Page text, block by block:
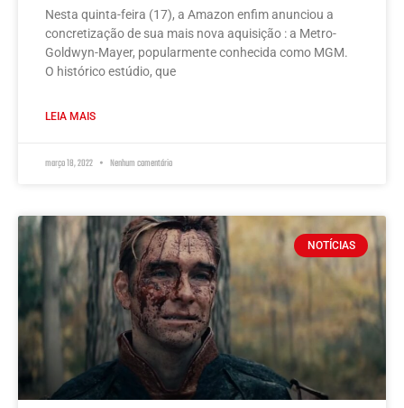
Nesta quinta-feira (17), a Amazon enfim anunciou a
concretização de sua mais nova aquisição : a Metro-
Goldwyn-Mayer, popularmente conhecida como MGM.
O histórico estúdio, que
LEIA MAIS
março 18, 2022 Nenhum comentário
NOTÍCIAS